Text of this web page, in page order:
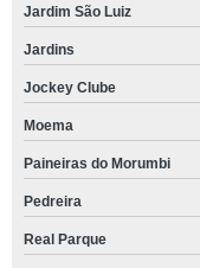
Jardim São Luiz
Jardins
Jockey Clube
Moema
Paineiras do Morumbi
Pedreira
Real Parque